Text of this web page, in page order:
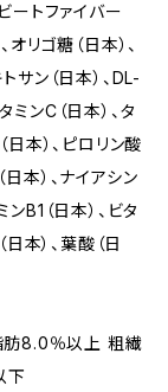
ビートファイバー
オリゴ糖（⽇本）、
サン（⽇本）、DL-
ミンC（⽇本）、タ
⽇本）、ピロリン酸
⽇本）、ナイアシン
B1（⽇本）、ビタ
本）、葉酸（⽇
肪8.0％以上 粗繊
下